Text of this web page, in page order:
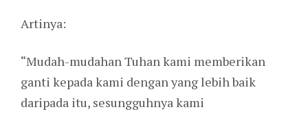
Artinya:
“Mudah-mudahan Tuhan kami memberikan
ganti kepada kami dengan yang lebih baik
daripada itu, sesungguhnya kami